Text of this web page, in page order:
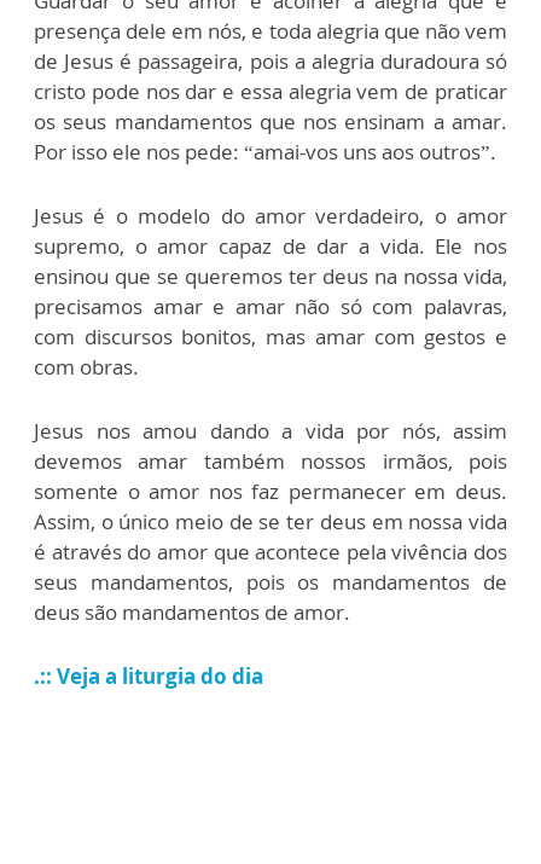
presença dele em nós, e toda alegria que não vem
de Jesus é passageira, pois a alegria duradoura só
cristo pode nos dar e essa alegria vem de praticar
os seus mandamentos que nos ensinam a amar.
Por isso ele nos pede: “amai-vos uns aos outros”.
Jesus é o modelo do amor verdadeiro, o amor
supremo, o amor capaz de dar a vida. Ele nos
ensinou que se queremos ter deus na nossa vida,
precisamos amar e amar não só com palavras,
com discursos bonitos, mas amar com gestos e
com obras.
Jesus nos amou dando a vida por nós, assim
devemos amar também nossos irmãos, pois
somente o amor nos faz permanecer em deus.
Assim, o único meio de se ter deus em nossa vida
é através do amor que acontece pela vivência dos
seus mandamentos, pois os mandamentos de
deus são mandamentos de amor.
.:: Veja a liturgia do dia